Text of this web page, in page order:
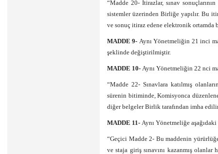
“Madde 20- İtirazlar, sınav
sistemler üzerinden Birliğe yapılır. Bu
ve sonuç itiraz edene elektronik ortamda
MADDE 9- Aynı Yönetmeliğin 21 inci
şeklinde değiştirilmiştir.
MADDE 10- Aynı Yönetmeliğin 22 nci
“Madde 22- Sınavlara katılmış
sürenin bitiminde, Komisyonca
diğer belgeler Birlik tarafından imha
MADDE 11- Aynı Yönetmeliğe
“Geçici Madde 2- Bu maddenin
ve staja giriş sınavını kazanmış